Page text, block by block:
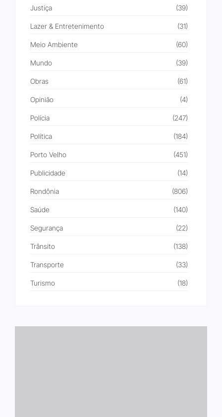
Justiça (39)
Lazer & Entretenimento (31)
Meio Ambiente (60)
Mundo (39)
Obras (61)
Opinião (4)
Polícia (247)
Política (184)
Porto Velho (451)
Publicidade (14)
Rondônia (806)
Saúde (140)
Segurança (22)
Trânsito (138)
Transporte (33)
Turismo (18)